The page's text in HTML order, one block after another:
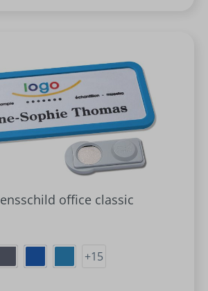
office classic
+15